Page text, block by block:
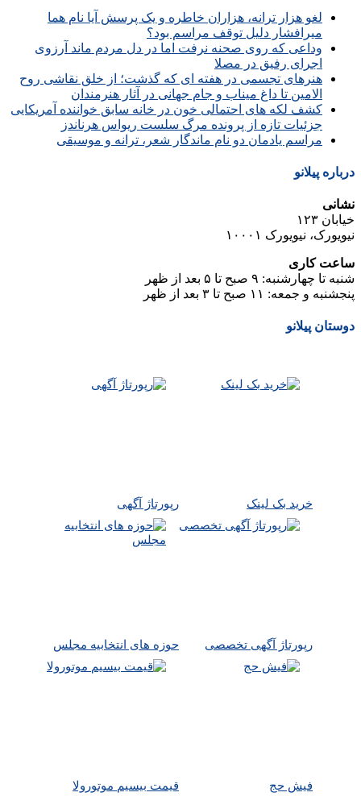
لغو هزار ترانه، هزاران خاطره و یک پرسش آیا نام هما
میرافشار دلیل توقف مراسم بود؟
وداعی که روی صحنه نرفت اما در دل مردم ماند آرزوی
اجرای رفیق در مصلا
هنرهای تجسمی در هفته ای که گذشت؛ از خلق نقاشی روح
الامین تا داغ میناب و جام جهانی در آثار هنرمندان
کشف لکه های احتمالی خون در خانه سابق خواننده آمریکایی
جزئیات تازه از پرونده مرگ سلست ریواس هرناندز
مراسم یادمان دو نام ماندگار شعر، ترانه و موسیقی
درباره پیلانو
نشانی
خیابان ۱۲۳
نیویورک، نیویورک ۱۰۰۰۱
ساعت کاری
شنبه تا چهارشنبه: ۹ صبح تا ۵ بعد از ظهر
پنجشنبه و جمعه: ۱۱ صبح تا ۳ بعد از ظهر
دوستان پیلانو
خرید بک لینک رپورتاژ آگهی
رپورتاژ آگهی تخصصی حوزه های انتخابیه مجلس
فیش حج قیمت بیسیم موتورولا